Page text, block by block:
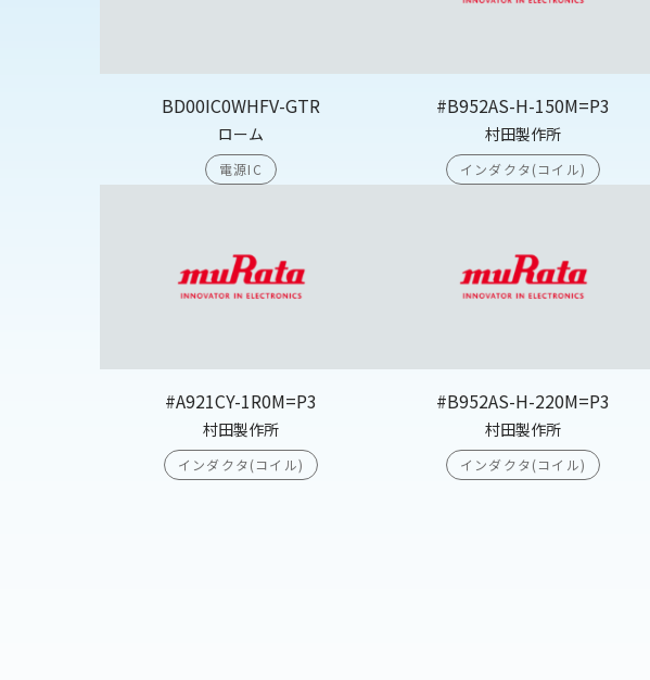
BD00IC0WHFV-GTR
ローム
電源IC
#B952AS-H-150M=P3
村田製作所
インダクタ(コイル)
#A921CY-1R0M=P3
村田製作所
インダクタ(コイル)
#B952AS-H-220M=P3
村田製作所
インダクタ(コイル)